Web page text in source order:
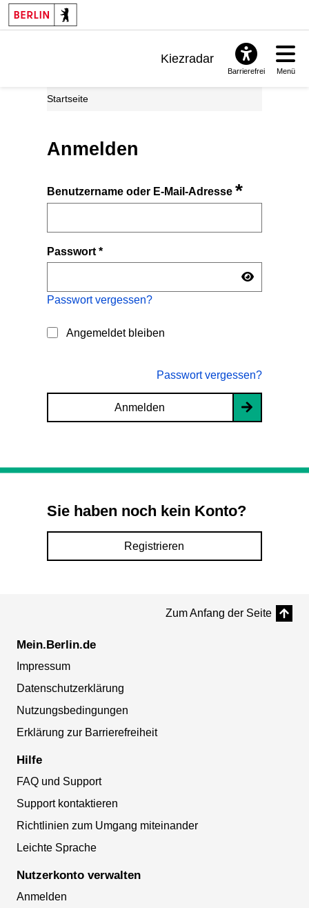
Kiezradar
Barrierefrei Menü
Startseite
Anmelden
Benutzername oder E-Mail-Adresse*
Passwort*
Passwort vergessen?
Angemeldet bleiben
Passwort vergessen?
Anmelden
Sie haben noch kein Konto?
Registrieren
Zum Anfang der Seite
Mein.Berlin.de
Impressum
Datenschutzerklärung
Nutzungsbedingungen
Erklärung zur Barrierefreiheit
Hilfe
FAQ und Support
Support kontaktieren
Richtlinien zum Umgang miteinander
Leichte Sprache
Nutzerkonto verwalten
Anmelden